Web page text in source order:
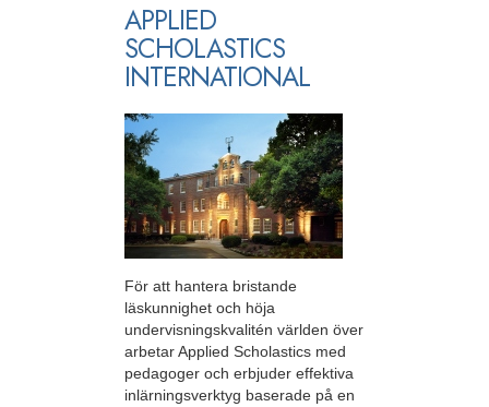
APPLIED
SCHOLASTICS
INTERNATIONAL
För att hantera bristande
läskunnighet och höja
undervisningskvalitén världen över
arbetar Applied Scholastics med
pedagoger och erbjuder effektiva
inlärningsverktyg baserade på en